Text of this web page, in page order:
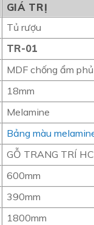
GIÁ TRỊ
Tủ rượu
TR-01
MDF chống ẩm
18mm
Melamine
Bảng màu
GỖ TRANG TRÍ
600mm
390mm
1800mm